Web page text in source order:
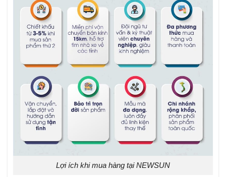
Lợi ích khi mua hàng tại NEWSUN